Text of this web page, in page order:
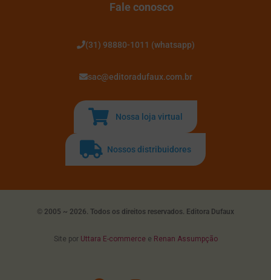
Fale conosco
(31) 98880-1011 (whatsapp)
sac@editoradufaux.com.br
Nossa loja virtual
Nossos distribuidores
© 2005 ~ 2026. Todos os direitos reservados. Editora Dufaux
Site por Uttara E-commerce e Renan Assumpção